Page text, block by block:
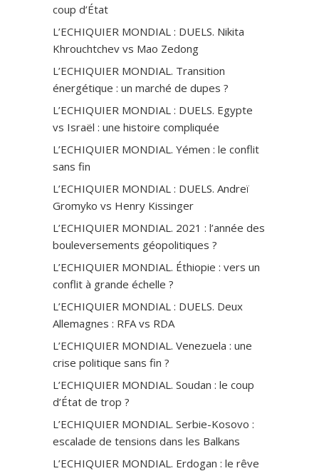
coup d’État
L’ECHIQUIER MONDIAL : DUELS. Nikita
Khrouchtchev vs Mao Zedong
L’ECHIQUIER MONDIAL. Transition
énergétique : un marché de dupes ?
L’ECHIQUIER MONDIAL : DUELS. Egypte
vs Israël : une histoire compliquée
L’ECHIQUIER MONDIAL. Yémen : le conflit
sans fin
L’ECHIQUIER MONDIAL : DUELS. Andreï
Gromyko vs Henry Kissinger
L’ECHIQUIER MONDIAL. 2021 : l’année des
bouleversements géopolitiques ?
L’ECHIQUIER MONDIAL. Éthiopie : vers un
conflit à grande échelle ?
L’ECHIQUIER MONDIAL : DUELS. Deux
Allemagnes : RFA vs RDA
L’ECHIQUIER MONDIAL. Venezuela : une
crise politique sans fin ?
L’ECHIQUIER MONDIAL. Soudan : le coup
d’État de trop ?
L’ECHIQUIER MONDIAL. Serbie-Kosovo :
escalade de tensions dans les Balkans
L’ECHIQUIER MONDIAL. Erdogan : le rêve